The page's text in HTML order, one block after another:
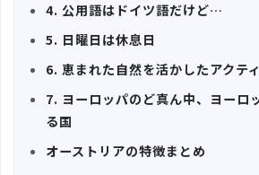
4. 公用語はドイツ語だけど…
5. 日曜日は休息日
6. 恵まれた自然を活かしたアクテ
7. ヨーロッパのど真ん中、ヨーロ
る国
オーストリアの特徴まとめ